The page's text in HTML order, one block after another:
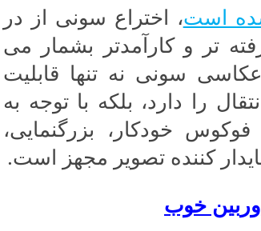
است، اختراع سونی از در
تر و کارآمدتر بشمار می
سونی نه تنها قابلیت
را دارد، بلکه با توجه به
خودکار، بزرگنمایی،
کننده تصویر مجهز است.
خوب